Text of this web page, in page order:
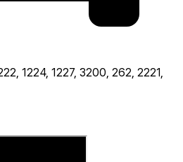
1224, 1227, 3200, 262, 2221,